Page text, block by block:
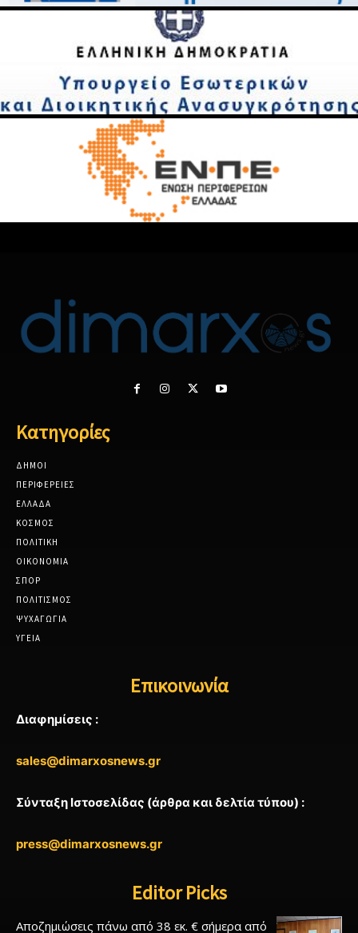
Κατηγορίες
ΔΗΜΟΙ
ΠΕΡΙΦΕΡΕΙΕΣ
ΕΛΛΑΔΑ
ΚΟΣΜΟΣ
ΠΟΛΙΤΙΚΗ
ΟΙΚΟΝΟΜΙΑ
ΣΠΟΡ
ΠΟΛΙΤΙΣΜΟΣ
ΨΥΧΑΓΩΓΙΑ
ΥΓΕΙΑ
Επικοινωνία
Διαφημίσεις :
sales@dimarxosnews.gr
Σύνταξη Ιστοσελίδας (άρθρα και δελτία τύπου) :
press@dimarxosnews.gr
Editor Picks
Αποζημιώσεις πάνω από 38 εκ. € σήμερα από